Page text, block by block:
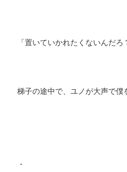
「置いていかれたくないんだろ
梯子の途中で、ユノが大声で僕
・